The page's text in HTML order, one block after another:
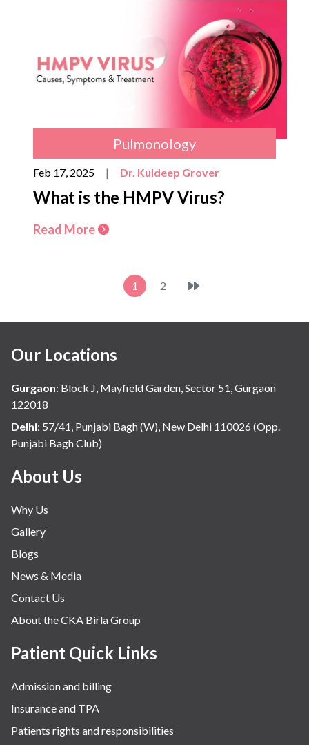
Pulmonology
Feb 17, 2025 | Dr. Kuldeep Grover
What is the HMPV Virus?
Read More
1 2
Our Locations
Gurgaon: Block J, Mayfield Garden, Sector 51, Gurgaon
122018
Delhi: 57/41, Punjabi Bagh (W), New Delhi 110026 (Opp.
Punjabi Bagh Club)
About Us
Why Us
Gallery
Blogs
News & Media
Contact Us
About the CKA Birla Group
Patient Quick Links
Admission and billing
Insurance and TPA
Patients rights and responsibilities